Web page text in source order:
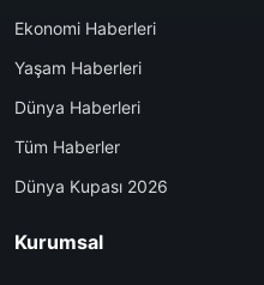
Ekonomi Haberleri
Yaşam Haberleri
Dünya Haberleri
Tüm Haberler
Dünya Kupası 2026
Kurumsal